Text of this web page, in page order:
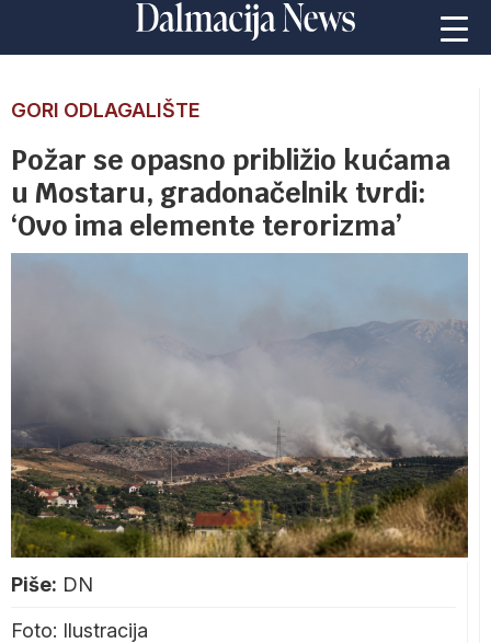
GORI ODLAGALIŠTE
Požar se opasno približio kućama
u Mostaru, gradonačelnik tvrdi:
‘Ovo ima elemente terorizma’
Piše: DN
Foto: Ilustracija